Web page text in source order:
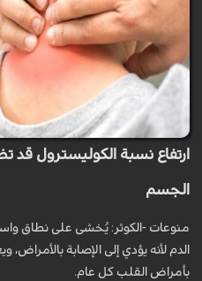
ارتفاع نسبة الكوليسترول
الجسم
منوعات -الكوثر: يُخشى على نطاق
الدم لأنه يؤدي إلى الإصابة
بأمراض القلب كل عام.